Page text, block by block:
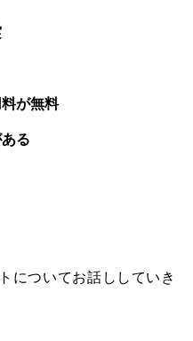
が無料
る
についてお話ししていき